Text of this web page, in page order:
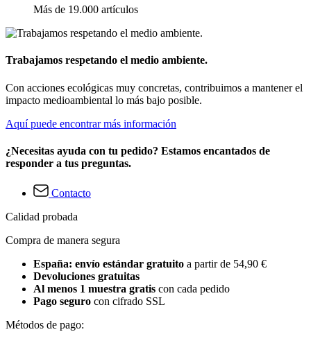
Más de 19.000 artículos
Trabajamos respetando el medio ambiente.
Con acciones ecológicas muy concretas, contribuimos a mantener el
impacto medioambiental lo más bajo posible.
Aquí puede encontrar más información
¿Necesitas ayuda con tu pedido? Estamos encantados de
responder a tus preguntas.
Contacto
Calidad probada
Compra de manera segura
España: envío estándar gratuito a partir de 54,90 €
Devoluciones gratuitas
Al menos 1 muestra gratis con cada pedido
Pago seguro con cifrado SSL
Métodos de pago: